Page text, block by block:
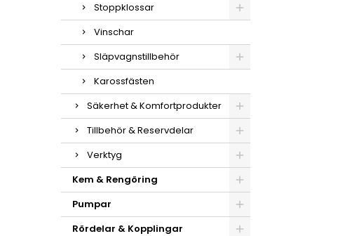
Stoppklossar
Vinschar
Släpvagnstillbehör
Karossfästen
Säkerhet & Komfortprodukter
Tillbehör & Reservdelar
Verktyg
Kem & Rengöring
Pumpar
Rördelar & Kopplingar